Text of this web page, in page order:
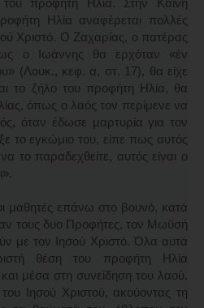
του προφήτη Ηλία. Στην Καινή
Ηλία αναφέρεται πολλές
Χριστό. Ο Ζαχαρίας, ο πατέρας
ο Ιωάννης θα ερχόταν «ἐν
(Λουκ., κεφ. α, στ. 17), θα είχε
το ζήλο του προφήτη Ηλία, θα
όπως ο λαός τον περίμενε να
όταν έδωσε μαρτυρία για τον
το εγκώμιο του, είπε πως αυτός
το παραδεχθείτε, αυτός είναι ο
μαθητές επάνω στο βουνό, κατά
τους δυο Προφήτες, τον Μωϋσή
με τον Ιησού Χριστό. Όλα αυτά
θέση του προφήτη Ηλία
μέσα στη συνείδηση του λαού.
Ιησού Χριστού, ακούοντας τη